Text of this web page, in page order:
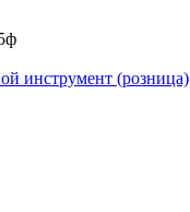
инструмент (розница)